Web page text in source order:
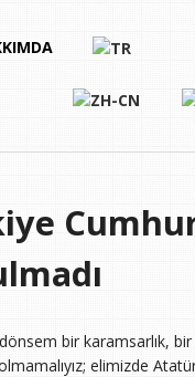
bir karamsarlık,
elimizde